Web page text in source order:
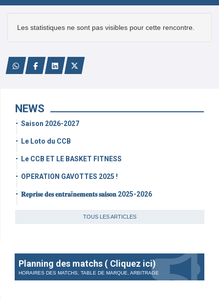
Les statistiques ne sont pas visibles pour cette rencontre.
NEWS
Saison 2026-2027
Le Loto du CCB
Le CCB ET LE BASKET FITNESS
OPERATION GAVOTTES 2025 !
𝐑𝐞𝐩𝐫𝐢𝐬𝐞 𝐝𝐞𝐬 𝐞𝐧𝐭𝐫𝐚î𝐧𝐞𝐦𝐞𝐧𝐭𝐬 𝐬𝐚𝐢𝐬𝐨𝐧 2025-2026
TOUS LES ARTICLES
Planning des matchs ( Cliquez ici)
HORAIRES DES MATCHS, TABLE DE MARQUE, ARBITRAGE